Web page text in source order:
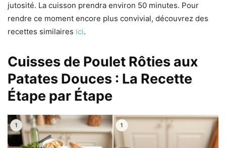
jutosité. La cuisson prendra environ 50 minutes. Pour
rendre ce moment encore plus convivial, découvrez des
recettes similaires ici.
Cuisses de Poulet Rôties aux
Patates Douces : La Recette
Étape par Étape